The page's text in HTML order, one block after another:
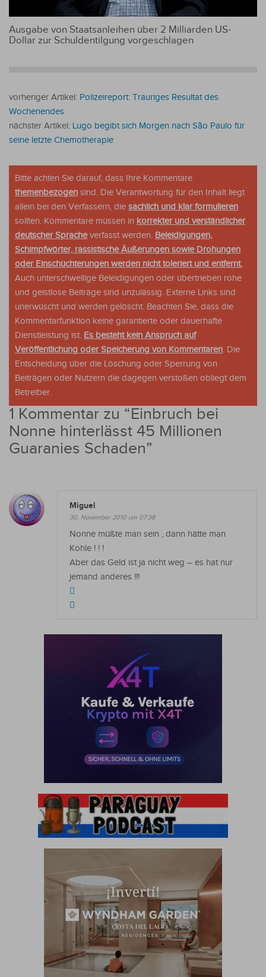
Ausgabe von Staatsanleihen über 2 Milliarden US-
Dollar zur Schuldentilgung vorgeschlagen
vorheriger Artikel: Polizeireport: Trauriges Resultat des
Wochenendes
nächster Artikel: Lugo begibt sich Morgen nach São Paulo für
seine letzte Chemotherapie
Bitte achten Sie darauf, dass Ihre Kommentare
themenbezogen sind. Die Verantwortung für den Inhalt liegt
allein bei den Verfassern, die sachlich und klar formulieren
sollten. Kommentare müssen in korrekter und verständlicher
deutscher Spracheverfasst werden. Beleidigungen,
Schimpfwörter, rassistische Äußerungen sowie Drohungen
oder Einschüchterungen werden nicht toleriert und entfernt.
Auch unterschwellige Beleidigungen oder übertrieben rohe
und geistlose Beiträge sind unzulässig. Externe Links sind
unerwüscht und werden gelöscht. Beachten Sie, dass die
Kommentarfunktion keine garantierte oder dauerhafte
Dienstleistung ist. Es besteht kein Anspruch auf
Veröffentlichung oder Speicherung von Kommentaren. Die
Entscheidung über die Löschung oder Sperrung von
Beiträgen oder Nutzern die dagegen verstoßen obliegt dem
Betreiber.
1 Kommentar zu “Einbruch bei
Nonne hinterlässt 45 Millionen
Guaranies Schaden”
Miguel
30. November 2010 um 07:38
Nonne müßte man sein , dann hätte man
Kohle ! ! !
Aber das Geld ist ja nicht weg – es hat nur
jemand anderes !!!